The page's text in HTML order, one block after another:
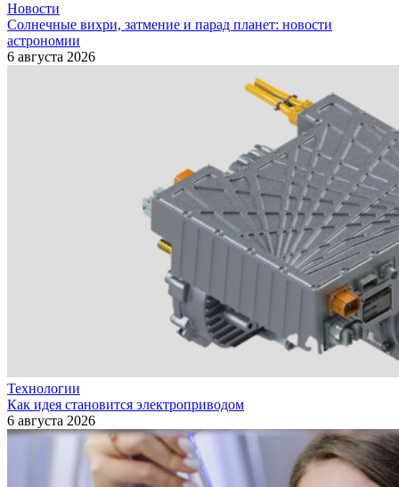
Новости
Солнечные вихри, затмение и парад планет: новости
астрономии
6 августа 2026
Технологии
Как идея становится электроприводом
6 августа 2026